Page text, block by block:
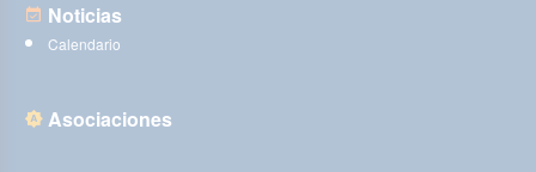
Noticias
Calendario
Asociaciones